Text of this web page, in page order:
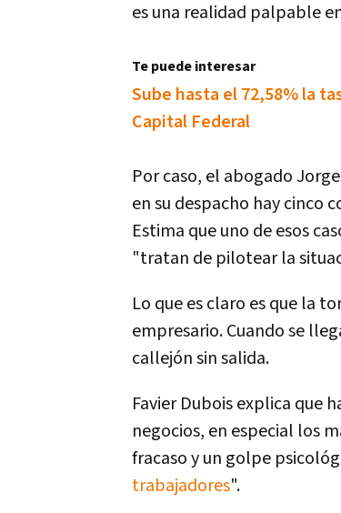
es una realidad palpable
Te puede interesar
Sube hasta el 72,58% la
Capital Federal
Por caso, el abogado
en su despacho hay cinco
Estima que uno de esos
"tratan de pilotear la
Lo que es claro es que la
empresario. Cuando se
callejón sin salida.
Favier Dubois explica que
negocios, en especial los
fracaso y un golpe
trabajadores".